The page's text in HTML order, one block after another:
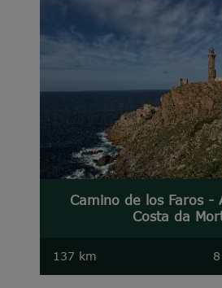
Camino de los Faros -
Costa da
137 km